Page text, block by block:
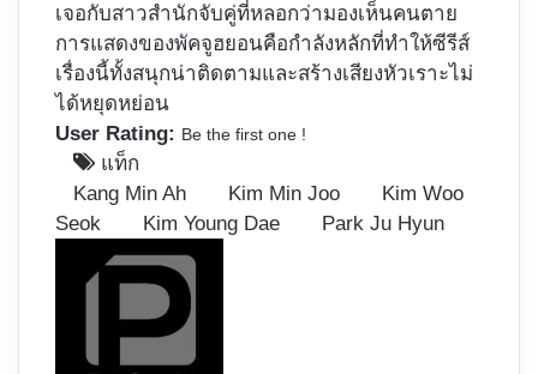
เจอกับสาวสำนักจับคู่ที่หลอกว่ามองเห็นคนตาย
การแสดงของพัคจูฮยอนคือกำลังหลักที่ทำให้ซีรีส์
เรื่องนี้ทั้งสนุกน่าติดตามและสร้างเสียงหัวเราะไม่
ได้หยุดหย่อน
User Rating: Be the first one !
แท็ก
Kang Min Ah
Kim Min Joo
Kim Woo
Seok
Kim Young Dae Park Ju Hyun